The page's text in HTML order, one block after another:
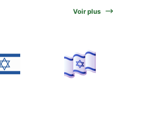
Voir plus